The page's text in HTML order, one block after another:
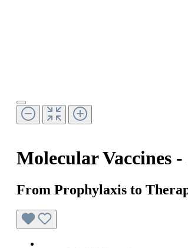
Molecular Vaccines -
From Prophylaxis to